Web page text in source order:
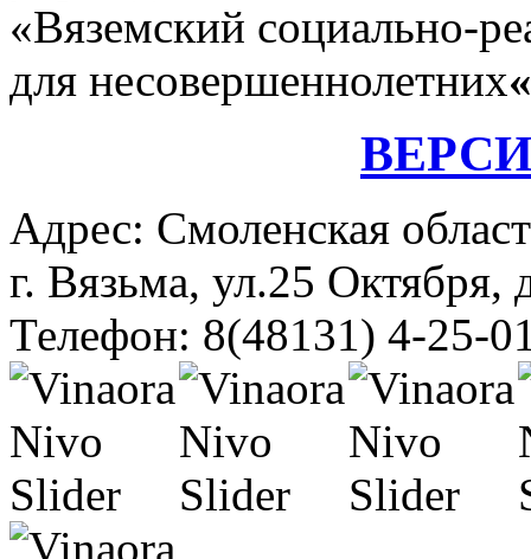
«Вяземский социально-
для несовершеннолетних
Адрес: Смоленская
г. Вязьма, ул.25 Октября,
Телефон: 8(48131) 4-25-